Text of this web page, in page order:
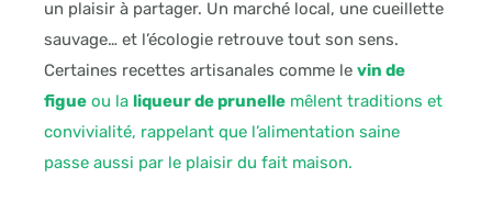
un plaisir à partager. Un marché local, une cueillette
sauvage… et l’écologie retrouve tout son sens.
Certaines recettes artisanales comme le vin de
figue ou la liqueur de prunelle mêlent traditions et
convivialité, rappelant que l’alimentation saine
passe aussi par le plaisir du fait maison.